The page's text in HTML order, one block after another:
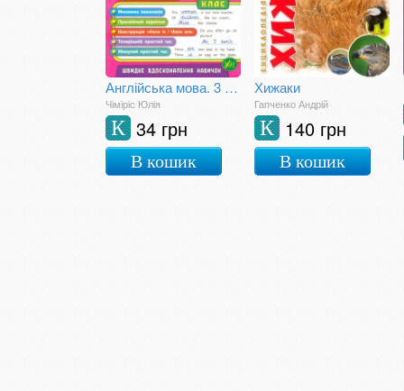
Англійська мова. 3 клас. Зошит практичних завдань
Чіміріс Юлія
34 грн
К
В кошик
Хижаки
Гапченко Андрій
140 грн
К
В кошик